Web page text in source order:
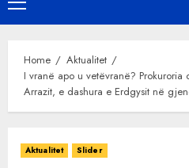
Menu
Home
Aktualitet
I vranë apo u vetëvranë?
Arrazit, e dashura e Erdgysit në
Aktualitet Slider